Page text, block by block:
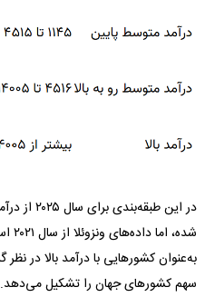
سهم کشور‌های جهان را تشکیل می‌دهد.